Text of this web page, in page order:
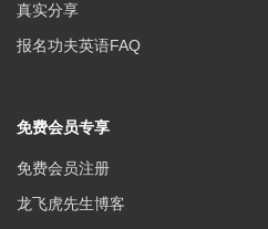
真实分享
报名功夫英语FAQ
免费会员专享
免费会员注册
龙飞虎先生博客